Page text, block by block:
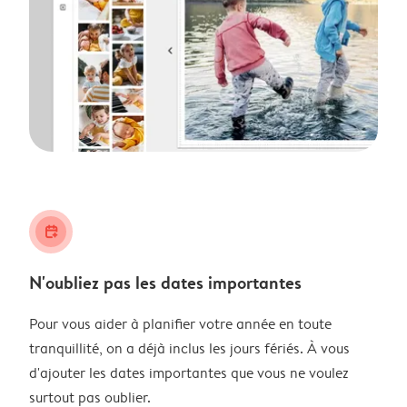
calendar_plus
N'oubliez pas les dates importantes
Pour vous aider à planifier votre année en toute
tranquillité, on a déjà inclus les jours fériés. À vous
d'ajouter les dates importantes que vous ne voulez
surtout pas oublier.